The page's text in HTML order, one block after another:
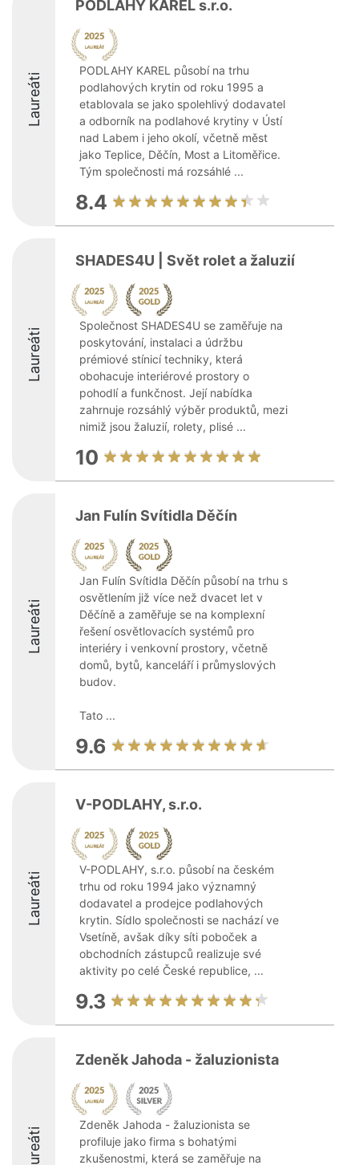
Laureáti
PODLAHY KAREL s.r.o.
PODLAHY KAREL působí na trhu
podlahových krytin od roku 1995 a
etablovala se jako spolehlivý dodavatel
a odborník na podlahové krytiny v Ústí
nad Labem i jeho okolí, včetně měst
jako Teplice, Děčín, Most a Litoměřice.
Tým společnosti má rozsáhlé ...
8.4
Laureáti
SHADES4U | Svět rolet a žaluzií
Společnost SHADES4U se zaměřuje na
poskytování, instalaci a údržbu
prémiové stínicí techniky, která
obohacuje interiérové prostory o
pohodlí a funkčnost. Její nabídka
zahrnuje rozsáhlý výběr produktů, mezi
nimiž jsou žaluzií, rolety, plisé ...
10
Laureáti
Jan Fulín Svítidla Děčín
Jan Fulín Svítidla Děčín působí na trhu s
osvětlením již více než dvacet let v
Děčíně a zaměřuje se na komplexní
řešení osvětlovacích systémů pro
interiéry i venkovní prostory, včetně
domů, bytů, kanceláří i průmyslových
budov.
Tato ...
9.6
Laureáti
V-PODLAHY, s.r.o.
V-PODLAHY, s.r.o. působí na českém
trhu od roku 1994 jako významný
dodavatel a prodejce podlahových
krytin. Sídlo společnosti se nachází ve
Vsetíně, avšak díky síti poboček a
obchodních zástupců realizuje své
aktivity po celé České republice, ...
9.3
Laureáti
Zdeněk Jahoda - žaluzionista
Zdeněk Jahoda - žaluzionista se
profiluje jako firma s bohatými
zkušenostmi, která se zaměřuje na